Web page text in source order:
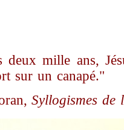
mille ans,
sur un canapé."
Syllogismes de